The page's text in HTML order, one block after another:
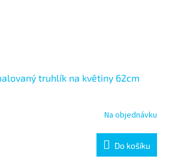
truhlík na květiny 62cm
Na objednávku
Do košíku